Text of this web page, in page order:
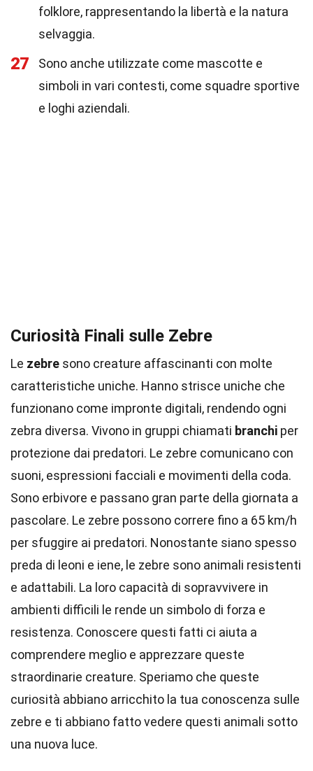
folklore, rappresentando la libertà e la natura
selvaggia.
27
Sono anche utilizzate come mascotte e
simboli in vari contesti, come squadre sportive
e loghi aziendali.
Curiosità Finali sulle Zebre
Le zebre sono creature affascinanti con molte
caratteristiche uniche. Hanno strisce uniche che
funzionano come impronte digitali, rendendo ogni
zebra diversa. Vivono in gruppi chiamati branchi per
protezione dai predatori. Le zebre comunicano con
suoni, espressioni facciali e movimenti della coda.
Sono erbivore e passano gran parte della giornata a
pascolare. Le zebre possono correre fino a 65 km/h
per sfuggire ai predatori. Nonostante siano spesso
preda di leoni e iene, le zebre sono animali resistenti
e adattabili. La loro capacità di sopravvivere in
ambienti difficili le rende un simbolo di forza e
resistenza. Conoscere questi fatti ci aiuta a
comprendere meglio e apprezzare queste
straordinarie creature. Speriamo che queste
curiosità abbiano arricchito la tua conoscenza sulle
zebre e ti abbiano fatto vedere questi animali sotto
una nuova luce.